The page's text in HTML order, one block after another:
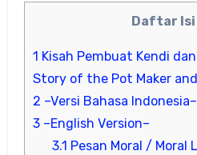
Daftar Isi
1 Kisah Pembuat Kendi
Story of the Pot Maker
2 –Versi Bahasa Indonesia–
3–English Version–
3.1 Pesan Moral / Moral